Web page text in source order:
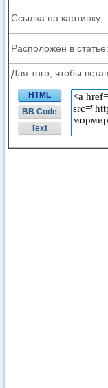
Ссылка на картинку:
Расположен в статье:
Для того, чтобы
HTML
BB Code
Text